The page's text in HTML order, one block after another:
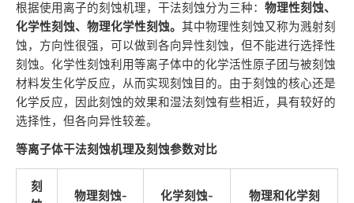
根据使用离子的刻蚀机理，干法刻蚀分为三种： 物理性刻蚀、
化学性刻蚀、物理化学性刻蚀。 其中物理性刻蚀又称为溅射刻
蚀，方向性很强，可以做到各向异性刻蚀，但不能进行选择性
刻蚀。化学性刻蚀利用等离子体中的化学活性原子团与被刻蚀
材料发生化学反应，从而实现刻蚀目的。由于刻蚀的核心还是
化学反应，因此刻蚀的效果和湿法刻蚀有些相近，具有较好的
选择性，但各向异性较差。
等离子体干法刻蚀机理及刻蚀参数对比
刻
物理刻蚀-
化学刻蚀-
物理和化学刻